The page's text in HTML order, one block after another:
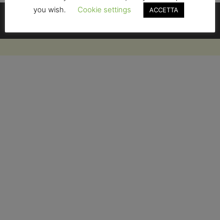
Condizioni di Venditayou wish.
Cookie settings ACCETTA